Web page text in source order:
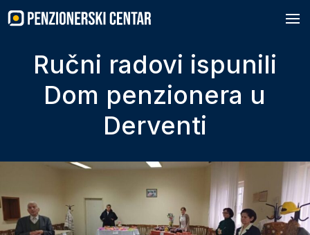
to
content
Ručni radovi ispunili
Dom penzionera u
Derventi